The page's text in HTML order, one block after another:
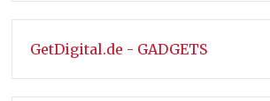
GetDigital.de - GADGETS